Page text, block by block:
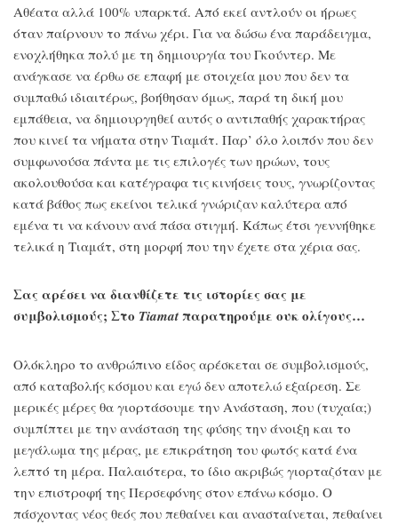
Αθέατα αλλά 100% υπαρκτά. Από εκεί αντλούν οι ήρωες
όταν παίρνουν το πάνω χέρι. Για να δώσω ένα παράδειγμα,
ενοχλήθηκα πολύ με τη δημιουργία του Γκούντερ. Με
ανάγκασε να έρθω σε επαφή με στοιχεία μου που δεν τα
συμπαθώ ιδιαιτέρως, βοήθησαν όμως, παρά τη δική μου
εμπάθεια, να δημιουργηθεί αυτός ο αντιπαθής χαρακτήρας
που κινεί τα νήματα στην Τιαμάτ. Παρ’ όλο λοιπόν που δεν
συμφωνούσα πάντα με τις επιλογές των ηρώων, τους
ακολουθούσα και κατέγραφα τις κινήσεις τους, γνωρίζοντας
κατά βάθος πως εκείνοι τελικά γνώριζαν καλύτερα από
εμένα τι να κάνουν ανά πάσα στιγμή. Κάπως έτσι γεννήθηκε
τελικά η Τιαμάτ, στη μορφή που την έχετε στα χέρια σας.
Σας αρέσει να διανθίζετε τις ιστορίες σας με
συμβολισμούς; Στο Tiamatπαρατηρούμε ουκ ολίγους…
Ολόκληρο το ανθρώπινο είδος αρέσκεται σε συμβολισμούς,
από καταβολής κόσμου και εγώ δεν αποτελώ εξαίρεση. Σε
μερικές μέρες θα γιορτάσουμε την Ανάσταση, που (τυχαία;)
συμπίπτει με την ανάσταση της φύσης την άνοιξη και το
μεγάλωμα της μέρας, με επικράτηση του φωτός κατά ένα
λεπτό τη μέρα. Παλαιότερα, το ίδιο ακριβώς γιορταζόταν με
την επιστροφή της Περσεφόνης στον επάνω κόσμο. Ο
πάσχοντας νέος θεός που πεθαίνει και ανασταίνεται, πεθαίνει